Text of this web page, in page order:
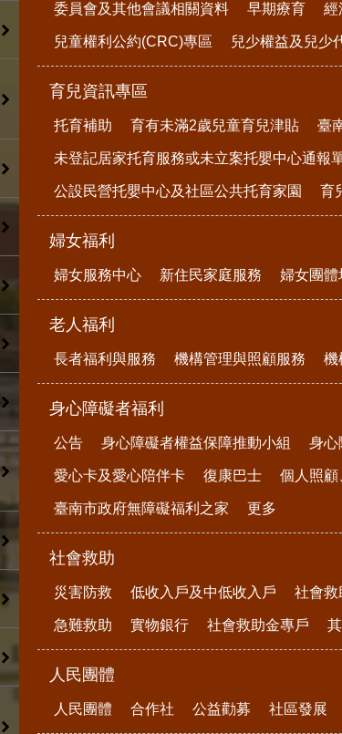
委員會及其他會議相關資料 早期療育 經
兒童權利公約(CRC)專區 兒少權益及兒少
育兒資訊專區
托育補助 育有未滿2歲兒童育兒津貼 臺
未登記居家托育服務或未立案托嬰中心通報
公設民營托嬰中心及社區公共托育家園 育
婦女福利
婦女服務中心 新住民家庭服務 婦女團體
老人福利
長者福利與服務 機構管理與照顧服務 機
身心障礙者福利
公告 身心障礙者權益保障推動小組 身心
愛心卡及愛心陪伴卡 復康巴士 個人照顧
臺南市政府無障礙福利之家 更多
社會救助
災害防救 低收入戶及中低收入戶 社會救
急難救助 實物銀行 社會救助金專戶
人民團體
人民團體 合作社 公益勸募 社區發展